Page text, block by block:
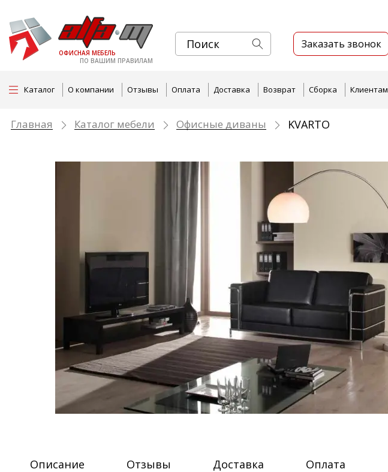
ОФИСНАЯ МЕБЕЛЬ
ПО ВАШИМ ПРАВИЛАМ
Заказать звонок
Каталог О компании Отзывы Оплата Доставка Возврат Сборка Клиентам
Главная Каталог мебели Офисные диваны KVARTO
Описание Отзывы Доставка Оплата